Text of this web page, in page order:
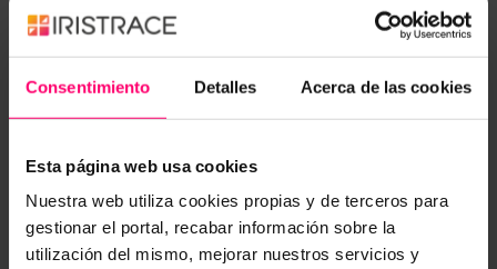
Consentimiento Detalles Acerca de las cookies
Esta página web usa cookies
Nuestra web utiliza cookies propias y de terceros para
gestionar el portal, recabar información sobre la
utilización del mismo, mejorar nuestros servicios y
2.3 TOMA DE MUESTRA
la planta elaboradora es recomendable tener una
recurrir en caso de alguna incidencia en la
muestra debe ser representativa de la totalidad de
la leche recogida en la granja, por lo que: